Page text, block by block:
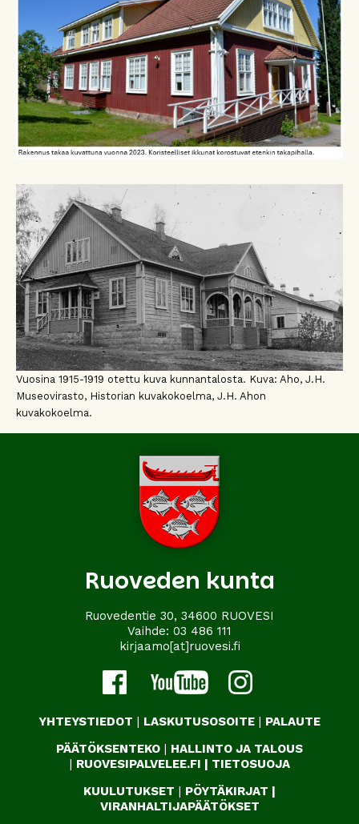
Vuosina 1915-1919 otettu kuva kunnantalosta. Kuva: Aho, J.H.
Museovirasto, Historian kuvakokoelma, J.H. Ahon
kuvakokoelma.
Ruoveden kunta
Ruovedentie 30, 34600 RUOVESI
Vaihde: 03 486 111
kirjaamo[at]ruovesi.fi
YHTEYSTIEDOT | LASKUTUSOSOITE | PALAUTE
PÄÄTÖKSENTEKO | HALLINTO JA TALOUS
| RUOVESIPALVELEE.FI | TIETOSUOJA
KUULUTUKSET | PÖYTÄKIRJAT |
VIRANHALTIJAPÄÄTÖKSET